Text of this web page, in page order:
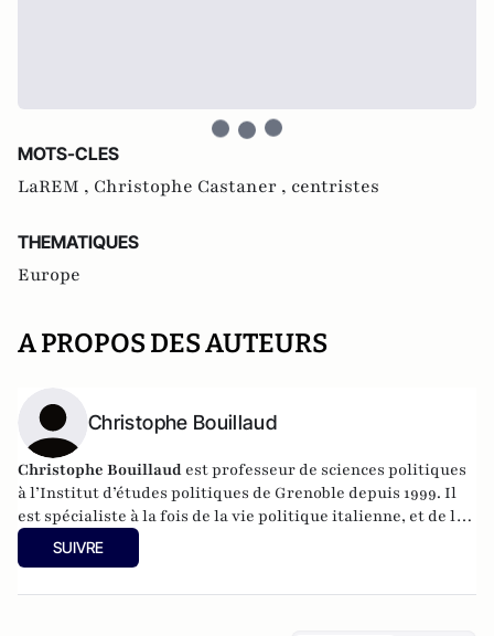
MOTS-CLES
LaREM , Christophe Castaner , centristes
THEMATIQUES
Europe
A PROPOS DES AUTEURS
Christophe Bouillaud
Christophe Bouillaud est professeur de sciences politiques
à l’Institut d’études politiques de Grenoble depuis 1999. Il
est spécialiste à la fois de la vie politique italienne, et de la
vie politique européenne, en particulier sous l’angle des
partis.
SUIVRE